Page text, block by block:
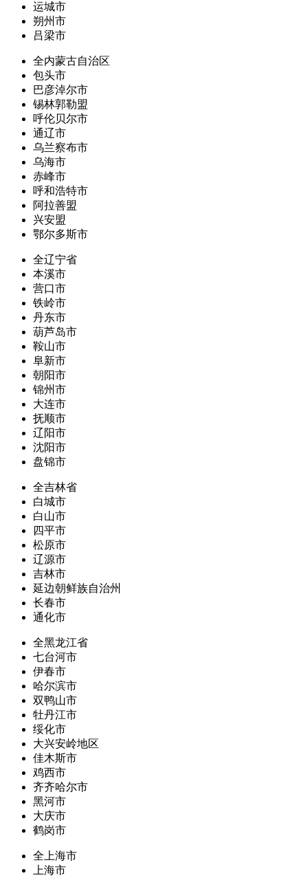
运城市
朔州市
吕梁市
全内蒙古自治区
包头市
巴彦淖尔市
锡林郭勒盟
呼伦贝尔市
通辽市
乌兰察布市
乌海市
赤峰市
呼和浩特市
阿拉善盟
兴安盟
鄂尔多斯市
全辽宁省
本溪市
营口市
铁岭市
丹东市
葫芦岛市
鞍山市
阜新市
朝阳市
锦州市
大连市
抚顺市
辽阳市
沈阳市
盘锦市
全吉林省
白城市
白山市
四平市
松原市
辽源市
吉林市
延边朝鲜族自治州
长春市
通化市
全黑龙江省
七台河市
伊春市
哈尔滨市
双鸭山市
牡丹江市
绥化市
大兴安岭地区
佳木斯市
鸡西市
齐齐哈尔市
黑河市
大庆市
鹤岗市
全上海市
上海市